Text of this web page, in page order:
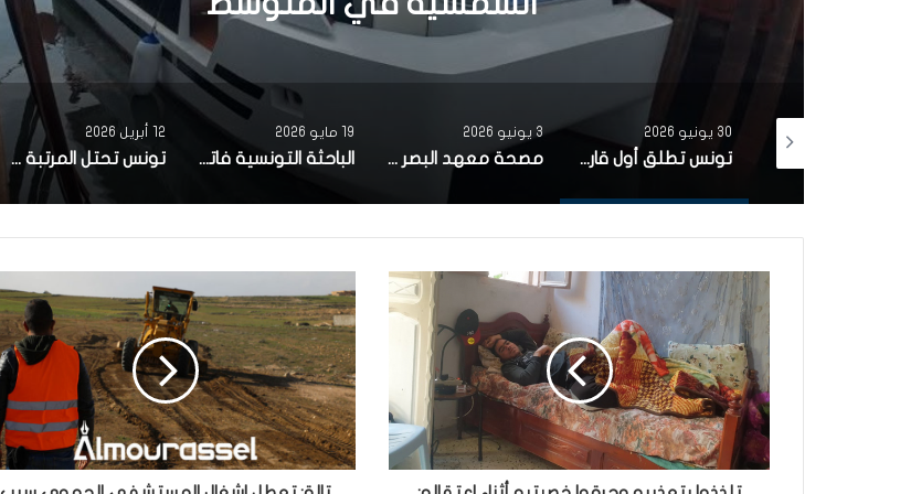
30 يونيو 2026
تونس تطلق أول قارب صيد كهربائي يعمل بالطاقة الشمسية في المتوسط
3 يونيو 2026
مصحة معهد البصر والشبكية بالبحيرة 1 تقوم باجراء اكثر من 50 عملية جراحية لازالة الماء الابيض مجانا لفائدة عدد من اهالي قفصة
19 مايو 2026
الباحثة التونسية فاتن المولدي تنجح في الحصول على براءة اختراع في الولايات المتحدة الأمريكية، وذلك بعد ابتكارها محركاً هجيناً ثورياً
12 أبريل 2026
تونس تحتل المرتبة الاولى افريقيا من حيث عدد النساء المطورات للبرمجيات